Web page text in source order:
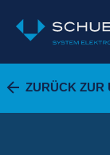
ZURÜCK ZUR